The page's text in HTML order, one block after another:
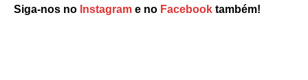
Siga-nos no Instagram e no Facebook também!